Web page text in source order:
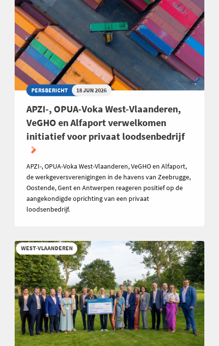
PERSBERICHT 18 JUN 2026
APZI-, OPUA-Voka West-Vlaanderen,
VeGHO en Alfaport verwelkomen
initiatief voor privaat loodsenbedrijf
APZI-, OPUA-Voka West-Vlaanderen, VeGHO en Alfaport,
de werkgeversverenigingen in de havens van Zeebrugge,
Oostende, Gent en Antwerpen reageren positief op de
aangekondigde oprichting van een privaat
loodsenbedrijf.
WEST-VLAANDEREN